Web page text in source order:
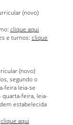
(novo)
clique aqui
e turnos: clique
(novo)
segundo o
feira leia-se
quarta-feira, leia-
estabelecida
clique aqui